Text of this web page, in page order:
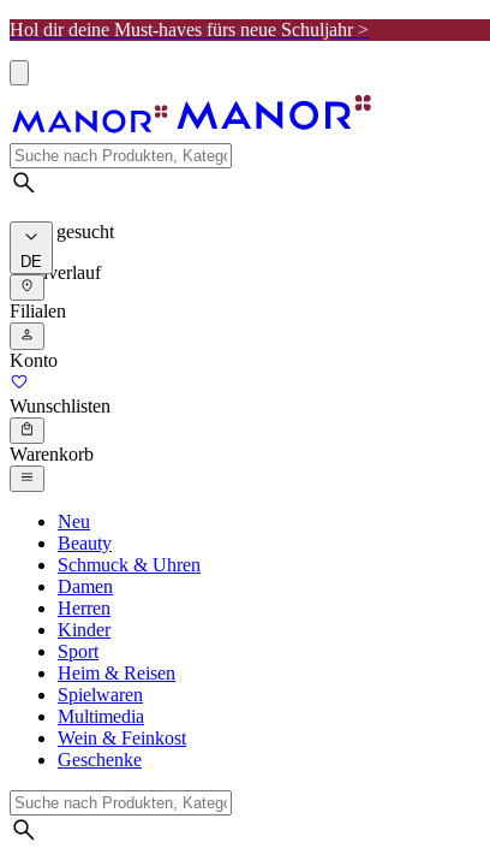
Hol dir deine Must-haves fürs neue Schuljahr >
Meist gesucht
Suchverlauf
DE
Filialen
Konto
Wunschlisten
Warenkorb
Neu
Beauty
Schmuck & Uhren
Damen
Herren
Kinder
Sport
Heim & Reisen
Spielwaren
Multimedia
Wein & Feinkost
Geschenke